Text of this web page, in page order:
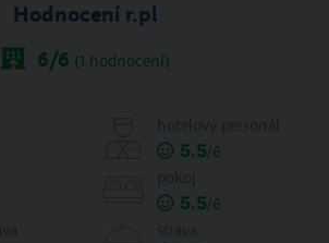
Hodnocení r.pl
6/6 (1 hodnocení)
5.5/6
5.5/6